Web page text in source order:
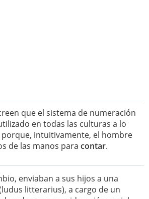
que el sistema de numeración
en todas las culturas a lo
intuitivamente, el hombre
de las manos para contar.
enviaban a sus hijos a una
litterarius), a cargo de un